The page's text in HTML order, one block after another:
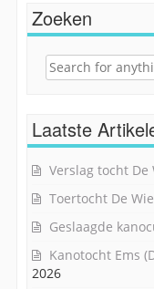
Zoeken
Search
Laatste
Verslag tocht De
Toertocht De
Geslaagde
Kanotocht Ems
2026